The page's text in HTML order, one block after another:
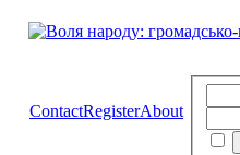
ContactRegisterAbout